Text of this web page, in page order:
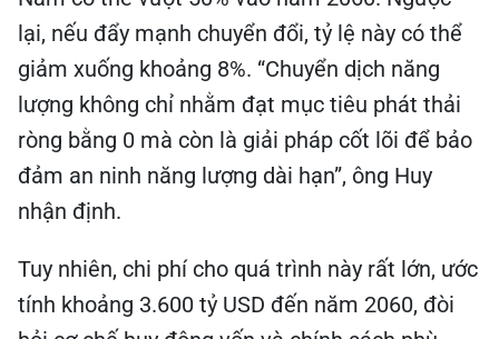
lại, nếu đẩy mạnh chuyển đổi, tỷ lệ này có thể
giảm xuống khoảng 8%. “Chuyển dịch năng
lượng không chỉ nhằm đạt mục tiêu phát thải
ròng bằng 0 mà còn là giải pháp cốt lõi để bảo
đảm an ninh năng lượng dài hạn”, ông Huy
nhận định.
Tuy nhiên, chi phí cho quá trình này rất lớn, ước
tính khoảng 3.600 tỷ USD đến năm 2060, đòi